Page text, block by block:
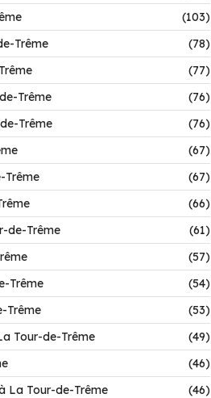
(103)
Trême
(78)
(77)
Trême
(76)
Trême
(76)
(67)
Trême
(67)
(66)
de-Trême
(61)
(57)
Trême
(54)
Trême
(53)
Tour-de-Trême
(49)
(46)
La Tour-de-Trême
(46)